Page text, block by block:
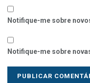
Notifique-me sobre
Notifique-me sobre